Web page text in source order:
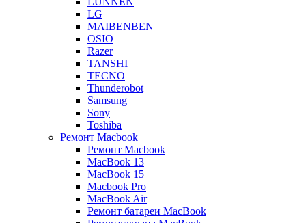
LG
MAIBENBEN
OSIO
Razer
TANSHI
TECNO
Thunderobot
Samsung
Sony
Toshiba
Ремонт Macbook
Ремонт Macbook
MacBook 13
MacBook 15
Macbook Pro
MacBook Air
Ремонт батареи MacBook